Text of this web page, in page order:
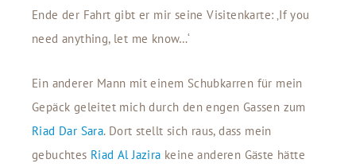
Ende der Fahrt gibt er mir seine Visitenkarte: ‚If you
need anything, let me know…‘
Ein anderer Mann mit einem Schubkarren für mein
Gepäck geleitet mich durch den engen Gassen zum
Riad Dar Sara. Dort stellt sich raus, dass mein
gebuchtes Riad Al Jazira keine anderen Gäste hätte